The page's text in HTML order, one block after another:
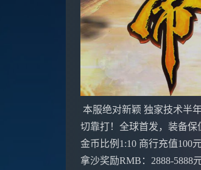
本服绝对新颖 独家技术半
切靠打！全球首发，装备保
金币比例1:10 商行充值100
拿沙奖励RMB：2888-5888